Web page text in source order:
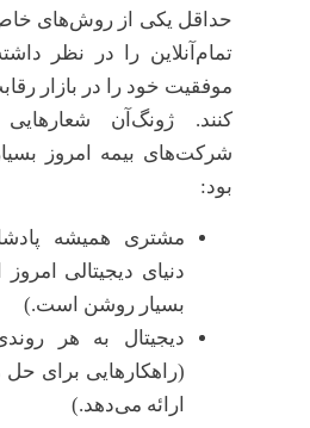
حداقل یکی از روش‌های
تمام‌آنلاین را در نظر
موفقیت خود را در بازار
کنند. ژونگ‌آن
شرکت‌های بیمه امروز
بود:
مشتری همیشه
دنیای دیجیتالی
بسیار روشن است.)
دیجیتال به هر
(راهکارهایی برای
ارائه می‌دهد.)